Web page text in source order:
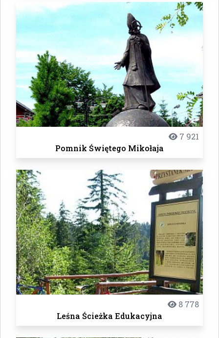
7 921
Pomnik Świętego Mikołaja
8 778
Leśna Ścieżka Edukacyjna